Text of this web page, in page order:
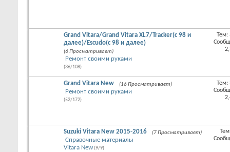
Grand Vitara/Grand Vitara XL7/Tracker(с 98 и
далее)/Escudo(с 98 и далее)
(6 Просматривает)
Ремонт своими руками
(36/108)
RSS
лента
Тем:
Grand Vitara New (16 Просматривает)
Ремонт своими руками
(52/172)
RSS
лента
Тем:
Suzuki Vitara New 2015-2016 (7 Просматривает)
Справочные материалы
Vitara New(9/9)
лента